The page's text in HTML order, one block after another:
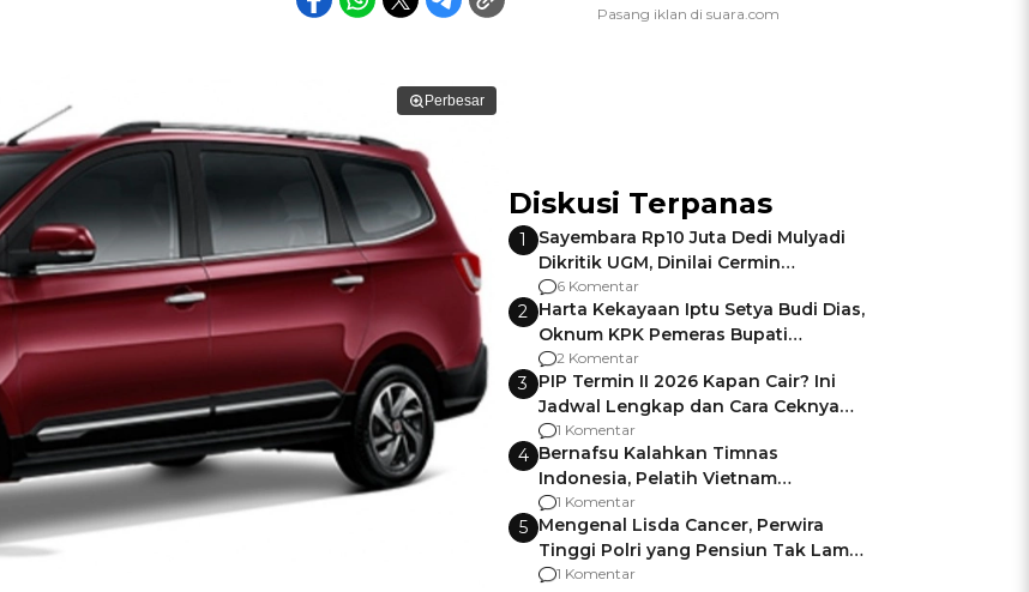
Perbesar
Diskusi Terpanas
1
Sayembara Rp10 Juta Dedi Mulyadi
Dikritik UGM, Dinilai Cermin
Gagalnya Negara Jamin Keamanan
6 Komentar
2 Harta Kekayaan Iptu Setya Budi Dias,
Oknum KPK Pemeras Bupati
Pemalang
2 Komentar
3 PIP Termin II 2026 Kapan Cair? Ini
Jadwal Lengkap dan Cara Ceknya
agar Dana Tidak Hangus!
1 Komentar
4 Bernafsu Kalahkan Timnas
Indonesia, Pelatih Vietnam
Berencana Pakai Jimat di Pakansari
1 Komentar
5 Mengenal Lisda Cancer, Perwira
Tinggi Polri yang Pensiun Tak Lama
Usai Jadi Brigjen
1 Komentar